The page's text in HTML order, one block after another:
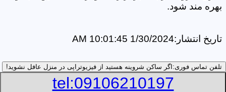
بهره مند شود.
تاریخ انتشار:1/30/2024 10:01:45 AM
تلفن تماس فوری: اگر ساکن شروینه هستید از فیزیوتراپی در منزل عافل نشوید!
tel:09106210197